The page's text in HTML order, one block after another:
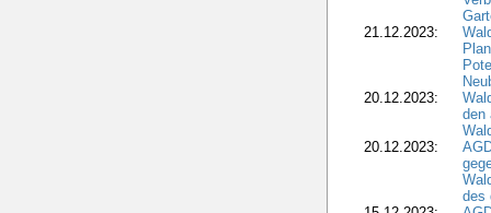
21.12.2023:
20.12.2023:
den
20.12.2023:
des